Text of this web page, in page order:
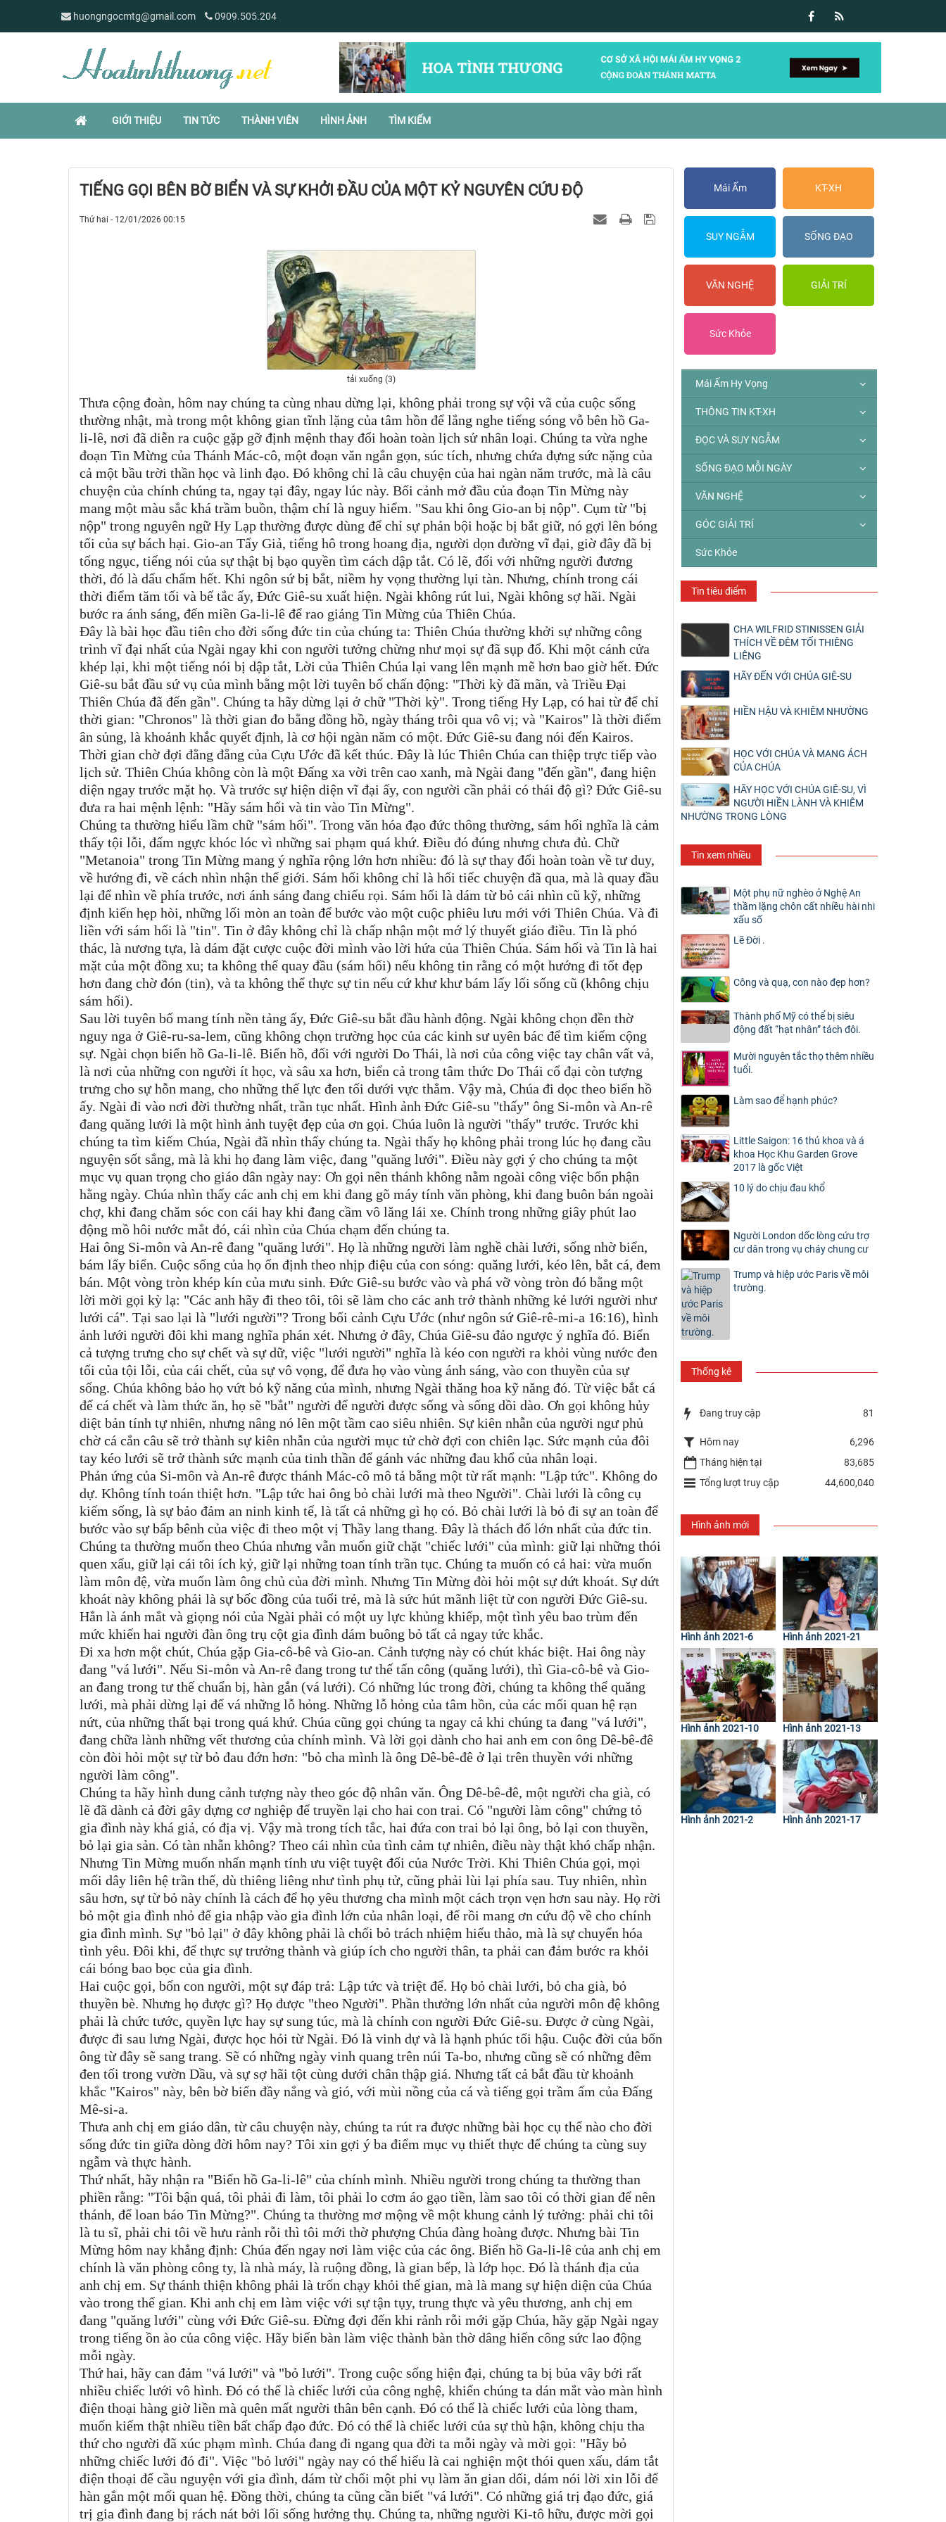
huongngocmtg@gmail.com 0909.505.204
GIỚI THIỆU TIN TỨC THÀNH VIÊN HÌNH ẢNH TÌM KIẾM
TIẾNG GỌI BÊN BỜ BIỂN VÀ SỰ KHỞI ĐẦU CỦA MỘT KỶ NGUYÊN CỨU ĐỘ
Thứ hai - 12/01/2026 00:15
tải xuống (3)
Thưa cộng đoàn, hôm nay chúng ta cùng nhau dừng lại, không phải trong sự vội vã của cuộc sống
thường nhật, mà trong một không gian tĩnh lặng của tâm hồn để lắng nghe tiếng sóng vỗ bên hồ Ga-
li-lê, nơi đã diễn ra cuộc gặp gỡ định mệnh thay đổi hoàn toàn lịch sử nhân loại. Chúng ta vừa nghe
đoạn Tin Mừng của Thánh Mác-cô, một đoạn văn ngắn gọn, súc tích, nhưng chứa đựng sức nặng của
cả một bầu trời thần học và linh đạo. Đó không chỉ là câu chuyện của hai ngàn năm trước, mà là câu
chuyện của chính chúng ta, ngay tại đây, ngay lúc này. Bối cảnh mở đầu của đoạn Tin Mừng này
mang một màu sắc khá trầm buồn, thậm chí là nguy hiểm. "Sau khi ông Gio-an bị nộp". Cụm từ "bị
nộp" trong nguyên ngữ Hy Lạp thường được dùng để chỉ sự phản bội hoặc bị bắt giữ, nó gợi lên bóng
tối của sự bách hại. Gio-an Tẩy Giả, tiếng hô trong hoang địa, người dọn đường vĩ đại, giờ đây đã bị
tống ngục, tiếng nói của sự thật bị bạo quyền tìm cách dập tắt. Có lẽ, đối với những người đương
thời, đó là dấu chấm hết. Khi ngôn sứ bị bắt, niềm hy vọng thường lụi tàn. Nhưng, chính trong cái
thời điểm tăm tối và bế tắc ấy, Đức Giê-su xuất hiện. Ngài không rút lui, Ngài không sợ hãi. Ngài
bước ra ánh sáng, đến miền Ga-li-lê để rao giảng Tin Mừng của Thiên Chúa.
Đây là bài học đầu tiên cho đời sống đức tin của chúng ta: Thiên Chúa thường khởi sự những công
trình vĩ đại nhất của Ngài ngay khi con người tưởng chừng như mọi sự đã sụp đổ. Khi một cánh cửa
khép lại, khi một tiếng nói bị dập tắt, Lời của Thiên Chúa lại vang lên mạnh mẽ hơn bao giờ hết. Đức
Giê-su bắt đầu sứ vụ của mình bằng một lời tuyên bố chấn động: "Thời kỳ đã mãn, và Triều Đại
Thiên Chúa đã đến gần". Chúng ta hãy dừng lại ở chữ "Thời kỳ". Trong tiếng Hy Lạp, có hai từ để chỉ
thời gian: "Chronos" là thời gian đo bằng đồng hồ, ngày tháng trôi qua vô vị; và "Kairos" là thời điểm
ân sủng, là khoảnh khắc quyết định, là cơ hội ngàn năm có một. Đức Giê-su đang nói đến Kairos.
Thời gian chờ đợi đằng đẵng của Cựu Ước đã kết thúc. Đây là lúc Thiên Chúa can thiệp trực tiếp vào
lịch sử. Thiên Chúa không còn là một Đấng xa vời trên cao xanh, mà Ngài đang "đến gần", đang hiện
diện ngay trước mặt họ. Và trước sự hiện diện vĩ đại ấy, con người cần phải có thái độ gì? Đức Giê-su
đưa ra hai mệnh lệnh: "Hãy sám hối và tin vào Tin Mừng".
Chúng ta thường hiểu lầm chữ "sám hối". Trong văn hóa đạo đức thông thường, sám hối nghĩa là cảm
thấy tội lỗi, đấm ngực khóc lóc vì những sai phạm quá khứ. Điều đó đúng nhưng chưa đủ. Chữ
"Metanoia" trong Tin Mừng mang ý nghĩa rộng lớn hơn nhiều: đó là sự thay đổi hoàn toàn về tư duy,
về hướng đi, về cách nhìn nhận thế giới. Sám hối không chỉ là hối tiếc chuyện đã qua, mà là quay đầu
lại để nhìn về phía trước, nơi ánh sáng đang chiếu rọi. Sám hối là dám từ bỏ cái nhìn cũ kỹ, những
định kiến hẹp hòi, những lối mòn an toàn để bước vào một cuộc phiêu lưu mới với Thiên Chúa. Và đi
liền với sám hối là "tin". Tin ở đây không chỉ là chấp nhận một mớ lý thuyết giáo điều. Tin là phó
thác, là nương tựa, là dám đặt cược cuộc đời mình vào lời hứa của Thiên Chúa. Sám hối và Tin là hai
mặt của một đồng xu; ta không thể quay đầu (sám hối) nếu không tin rằng có một hướng đi tốt đẹp
hơn đang chờ đón (tin), và ta không thể thực sự tin nếu cứ khư khư bám lấy lối sống cũ (không chịu
sám hối).
Sau lời tuyên bố mang tính nền tảng ấy, Đức Giê-su bắt đầu hành động. Ngài không chọn đền thờ
nguy nga ở Giê-ru-sa-lem, cũng không chọn trường học của các kinh sư uyên bác để tìm kiếm cộng
sự. Ngài chọn biển hồ Ga-li-lê. Biển hồ, đối với người Do Thái, là nơi của công việc tay chân vất vả,
là nơi của những con người ít học, và sâu xa hơn, biển cả trong tâm thức Do Thái cổ đại còn tượng
trưng cho sự hỗn mang, cho những thế lực đen tối dưới vực thẳm. Vậy mà, Chúa đi dọc theo biển hồ
ấy. Ngài đi vào nơi đời thường nhất, trần tục nhất. Hình ảnh Đức Giê-su "thấy" ông Si-môn và An-rê
đang quăng lưới là một hình ảnh tuyệt đẹp của ơn gọi. Chúa luôn là người "thấy" trước. Trước khi
chúng ta tìm kiếm Chúa, Ngài đã nhìn thấy chúng ta. Ngài thấy họ không phải trong lúc họ đang cầu
nguyện sốt sắng, mà là khi họ đang làm việc, đang "quăng lưới". Điều này gợi ý cho chúng ta một
mục vụ quan trọng cho giáo dân ngày nay: Ơn gọi nên thánh không nằm ngoài công việc bổn phận
hằng ngày. Chúa nhìn thấy các anh chị em khi đang gõ máy tính văn phòng, khi đang buôn bán ngoài
chợ, khi đang chăm sóc con cái hay khi đang cầm vô lăng lái xe. Chính trong những giây phút lao
động mồ hôi nước mắt đó, cái nhìn của Chúa chạm đến chúng ta.
Hai ông Si-môn và An-rê đang "quăng lưới". Họ là những người làm nghề chài lưới, sống nhờ biển,
bám lấy biển. Cuộc sống của họ ổn định theo nhịp điệu của con sóng: quăng lưới, kéo lên, bắt cá, đem
bán. Một vòng tròn khép kín của mưu sinh. Đức Giê-su bước vào và phá vỡ vòng tròn đó bằng một
lời mời gọi kỳ lạ: "Các anh hãy đi theo tôi, tôi sẽ làm cho các anh trở thành những kẻ lưới người như
lưới cá". Tại sao lại là "lưới người"? Trong bối cảnh Cựu Ước (như ngôn sứ Giê-rê-mi-a 16:16), hình
ảnh lưới người đôi khi mang nghĩa phán xét. Nhưng ở đây, Chúa Giê-su đảo ngược ý nghĩa đó. Biển
cả tượng trưng cho sự chết và sự dữ, việc "lưới người" nghĩa là kéo con người ra khỏi vùng nước đen
tối của tội lỗi, của cái chết, của sự vô vọng, để đưa họ vào vùng ánh sáng, vào con thuyền của sự
sống. Chúa không bảo họ vứt bỏ kỹ năng của mình, nhưng Ngài thăng hoa kỹ năng đó. Từ việc bắt cá
để cá chết và làm thức ăn, họ sẽ "bắt" người để người được sống và sống dồi dào. Ơn gọi không hủy
diệt bản tính tự nhiên, nhưng nâng nó lên một tầm cao siêu nhiên. Sự kiên nhẫn của người ngư phủ
chờ cá cắn câu sẽ trở thành sự kiên nhẫn của người mục tử chờ đợi con chiên lạc. Sức mạnh của đôi
tay kéo lưới sẽ trở thành sức mạnh của tinh thần để gánh vác những đau khổ của nhân loại.
Phản ứng của Si-môn và An-rê được thánh Mác-cô mô tả bằng một từ rất mạnh: "Lập tức". Không do
dự. Không tính toán thiệt hơn. "Lập tức hai ông bỏ chài lưới mà theo Người". Chài lưới là công cụ
kiếm sống, là sự bảo đảm an ninh kinh tế, là tất cả những gì họ có. Bỏ chài lưới là bỏ đi sự an toàn để
bước vào sự bấp bênh của việc đi theo một vị Thầy lang thang. Đây là thách đố lớn nhất của đức tin.
Chúng ta thường muốn theo Chúa nhưng vẫn muốn giữ chặt "chiếc lưới" của mình: giữ lại những thói
quen xấu, giữ lại cái tôi ích kỷ, giữ lại những toan tính trần tục. Chúng ta muốn có cả hai: vừa muốn
làm môn đệ, vừa muốn làm ông chủ của đời mình. Nhưng Tin Mừng đòi hỏi một sự dứt khoát. Sự dứt
khoát này không phải là sự bốc đồng của tuổi trẻ, mà là sức hút mãnh liệt từ con người Đức Giê-su.
Hẳn là ánh mắt và giọng nói của Ngài phải có một uy lực khủng khiếp, một tình yêu bao trùm đến
mức khiến hai người đàn ông trụ cột gia đình dám buông bỏ tất cả ngay tức khắc.
Đi xa hơn một chút, Chúa gặp Gia-cô-bê và Gio-an. Cảnh tượng này có chút khác biệt. Hai ông này
đang "vá lưới". Nếu Si-môn và An-rê đang trong tư thế tấn công (quăng lưới), thì Gia-cô-bê và Gio-
an đang trong tư thế chuẩn bị, hàn gắn (vá lưới). Có những lúc trong đời, chúng ta không thể quăng
lưới, mà phải dừng lại để vá những lỗ hỏng. Những lỗ hỏng của tâm hồn, của các mối quan hệ rạn
nứt, của những thất bại trong quá khứ. Chúa cũng gọi chúng ta ngay cả khi chúng ta đang "vá lưới",
đang chữa lành những vết thương của chính mình. Và lời gọi dành cho hai anh em con ông Dê-bê-đê
còn đòi hỏi một sự từ bỏ đau đớn hơn: "bỏ cha mình là ông Dê-bê-đê ở lại trên thuyền với những
người làm công".
Chúng ta hãy hình dung cảnh tượng này theo góc độ nhân văn. Ông Dê-bê-đê, một người cha già, có
lẽ đã dành cả đời gây dựng cơ nghiệp để truyền lại cho hai con trai. Có "người làm công" chứng tỏ
gia đình này khá giả, có địa vị. Vậy mà trong tích tắc, hai đứa con trai bỏ lại ông, bỏ lại con thuyền,
bỏ lại gia sản. Có tàn nhẫn không? Theo cái nhìn của tình cảm tự nhiên, điều này thật khó chấp nhận.
Nhưng Tin Mừng muốn nhấn mạnh tính ưu việt tuyệt đối của Nước Trời. Khi Thiên Chúa gọi, mọi
mối dây liên hệ trần thế, dù thiêng liêng như tình phụ tử, cũng phải lùi lại phía sau. Tuy nhiên, nhìn
sâu hơn, sự từ bỏ này chính là cách để họ yêu thương cha mình một cách trọn vẹn hơn sau này. Họ rời
bỏ một gia đình nhỏ để gia nhập vào gia đình lớn của nhân loại, để rồi mang ơn cứu độ về cho chính
gia đình mình. Sự "bỏ lại" ở đây không phải là chối bỏ trách nhiệm hiếu thảo, mà là sự chuyển hóa
tình yêu. Đôi khi, để thực sự trưởng thành và giúp ích cho người thân, ta phải can đảm bước ra khỏi
cái bóng bao bọc của gia đình.
Hai cuộc gọi, bốn con người, một sự đáp trả: Lập tức và triệt để. Họ bỏ chài lưới, bỏ cha già, bỏ
thuyền bè. Nhưng họ được gì? Họ được "theo Người". Phần thưởng lớn nhất của người môn đệ không
phải là chức tước, quyền lực hay sự sung túc, mà là chính con người Đức Giê-su. Được ở cùng Ngài,
được đi sau lưng Ngài, được học hỏi từ Ngài. Đó là vinh dự và là hạnh phúc tối hậu. Cuộc đời của bốn
ông từ đây sẽ sang trang. Sẽ có những ngày vinh quang trên núi Ta-bo, nhưng cũng sẽ có những đêm
đen tối trong vườn Dầu, và sự sợ hãi tột cùng dưới chân thập giá. Nhưng tất cả bắt đầu từ khoảnh
khắc "Kairos" này, bên bờ biển đầy nắng và gió, với mùi nồng của cá và tiếng gọi trầm ấm của Đấng
Mê-si-a.
Thưa anh chị em giáo dân, từ câu chuyện này, chúng ta rút ra được những bài học cụ thể nào cho đời
sống đức tin giữa dòng đời hôm nay? Tôi xin gợi ý ba điểm mục vụ thiết thực để chúng ta cùng suy
ngẫm và thực hành.
Thứ nhất, hãy nhận ra "Biển hồ Ga-li-lê" của chính mình. Nhiều người trong chúng ta thường than
phiền rằng: "Tôi bận quá, tôi phải đi làm, tôi phải lo cơm áo gạo tiền, làm sao tôi có thời gian để nên
thánh, để loan báo Tin Mừng?". Chúng ta thường mơ mộng về một khung cảnh lý tưởng: phải chi tôi
là tu sĩ, phải chi tôi về hưu rảnh rỗi thì tôi mới thờ phượng Chúa đàng hoàng được. Nhưng bài Tin
Mừng hôm nay khẳng định: Chúa đến ngay nơi làm việc của các ông. Biển hồ Ga-li-lê của anh chị em
chính là văn phòng công ty, là nhà máy, là ruộng đồng, là gian bếp, là lớp học. Đó là thánh địa của
anh chị em. Sự thánh thiện không phải là trốn chạy khỏi thế gian, mà là mang sự hiện diện của Chúa
vào trong thế gian. Khi anh chị em làm việc với sự tận tụy, trung thực và yêu thương, anh chị em
đang "quăng lưới" cùng với Đức Giê-su. Đừng đợi đến khi rảnh rỗi mới gặp Chúa, hãy gặp Ngài ngay
trong tiếng ồn ào của công việc. Hãy biến bàn làm việc thành bàn thờ dâng hiến công sức lao động
mỗi ngày.
Thứ hai, hãy can đảm "vá lưới" và "bỏ lưới". Trong cuộc sống hiện đại, chúng ta bị bủa vây bởi rất
nhiều chiếc lưới vô hình. Đó có thể là chiếc lưới của công nghệ, khiến chúng ta dán mắt vào màn hình
điện thoại hàng giờ liền mà quên mất người thân bên cạnh. Đó có thể là chiếc lưới của lòng tham,
muốn kiếm thật nhiều tiền bất chấp đạo đức. Đó có thể là chiếc lưới của sự thù hận, không chịu tha
thứ cho người đã xúc phạm mình. Chúa đang đi ngang qua đời ta mỗi ngày và mời gọi: "Hãy bỏ
những chiếc lưới đó đi". Việc "bỏ lưới" ngày nay có thể hiểu là cai nghiện một thói quen xấu, dám tắt
điện thoại để cầu nguyện với gia đình, dám từ chối một phi vụ làm ăn gian dối, dám nói lời xin lỗi để
hàn gắn một mối quan hệ. Đồng thời, chúng ta cũng cần biết "vá lưới". Có những giá trị đạo đức, giá
trị gia đình đang bị rách nát bởi lối sống hưởng thụ. Chúng ta, những người Ki-tô hữu, được mời gọi
Mái Ấm KT-XH
SUY NGẪM SỐNG ĐẠO
VĂN NGHỆ GIẢI TRÍ
Sức Khỏe
Mái Ấm Hy Vọng
THÔNG TIN KT-XH
ĐỌC VÀ SUY NGẪM
SỐNG ĐẠO MỖI NGÀY
VĂN NGHỆ
GÓC GIẢI TRÍ
Sức Khỏe
Tin tiêu điểm
CHA WILFRID STINISSEN GIẢI
THÍCH VỀ ĐÊM TỐI THIÊNG
LIÊNG
HÃY ĐẾN VỚI CHÚA GIÊ-SU
HIỀN HẬU VÀ KHIÊM NHƯỜNG
HỌC VỚI CHÚA VÀ MANG ÁCH
CỦA CHÚA
HÃY HỌC VỚI CHÚA GIÊ-SU, VÌ
NGƯỜI HIỀN LÀNH VÀ KHIÊM
NHƯỜNG TRONG LÒNG
Tin xem nhiều
Một phụ nữ nghèo ở Nghệ An
thầm lặng chôn cất nhiều hài nhi
xấu số
Lẽ Đời .
Công và quạ, con nào đẹp hơn?
Thành phố Mỹ có thể bị siêu
động đất “hạt nhân” tách đôi.
Mười nguyên tắc thọ thêm nhiều
tuổi.
Làm sao để hạnh phúc?
Little Saigon: 16 thủ khoa và á
khoa Học Khu Garden Grove
2017 là gốc Việt
10 lý do chịu đau khổ
Người London dốc lòng cứu trợ
cư dân trong vụ cháy chung cư
Trump và hiệp ước Paris về môi
trường.
Thống kê
Đang truy cập 81
Hôm nay
6,296
Tháng hiện tại
83,685
Tổng lượt truy cập
44,600,040
Hình ảnh mới
Hình ảnh 2021-6 Hình ảnh 2021-21
Hình ảnh 2021-10 Hình ảnh 2021-13
Hình ảnh 2021-2 Hình ảnh 2021-17